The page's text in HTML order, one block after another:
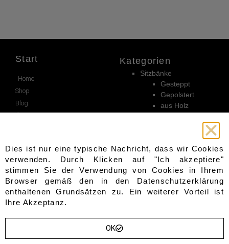
Start
Home
Shop
Blog
Sevice
Warenkorb
Bezahlung
Kasse
Mein konto
Kategorien
Sitzbänke
Gesteppt
Gepolstert
aus Holz
Garderoben
Andere
Beistelltische
Sideboards
Wandpaneele
Dies ist nur eine typische Nachricht, dass wir Cookies
verwenden. Durch Klicken auf "Ich akzeptiere"
stimmen Sie der Verwendung von Cookies in Ihrem
Browser gemäß den in den Datenschutzerklärung
enthaltenen Grundsätzen zu. Ein weiterer Vorteil ist
Ihre Akzeptanz.
OK